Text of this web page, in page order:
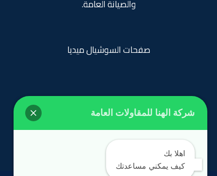
والصيانة العامة.
صفحات السوشيال ميديا
روابط تهمك
الرئيسية
شركة الهنا للمقاولات العامة
اهلا بك
كيف يمكني مساعدتك